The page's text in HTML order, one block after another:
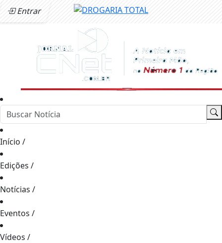
Entrar
Início /
Edições /
Notícias /
Eventos /
Vídeos /